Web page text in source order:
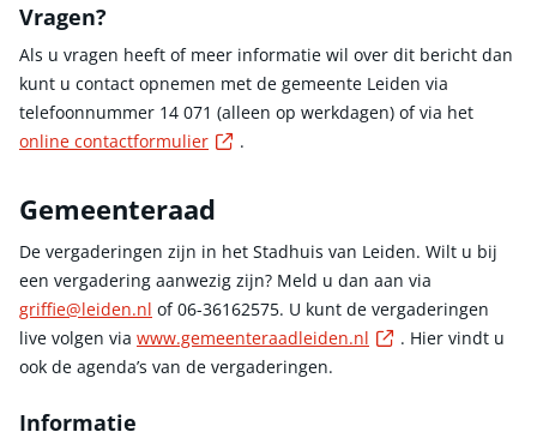
Vragen?
Als u vragen heeft of meer informatie wil over dit bericht dan
kunt u contact opnemen met de gemeente Leiden via
telefoonnummer 14 071 (alleen op werkdagen) of via het
online contactformulier
Externe link
.
Gemeenteraad
De vergaderingen zijn in het Stadhuis van Leiden. Wilt u bij
een vergadering aanwezig zijn? Meld u dan aan via
griffie@leiden.nl of 06-36162575. U kunt de vergaderingen
live volgen via www.gemeenteraadleiden.nl Externe link
. Hier vindt u
ook de agenda’s van de vergaderingen.
Informatie